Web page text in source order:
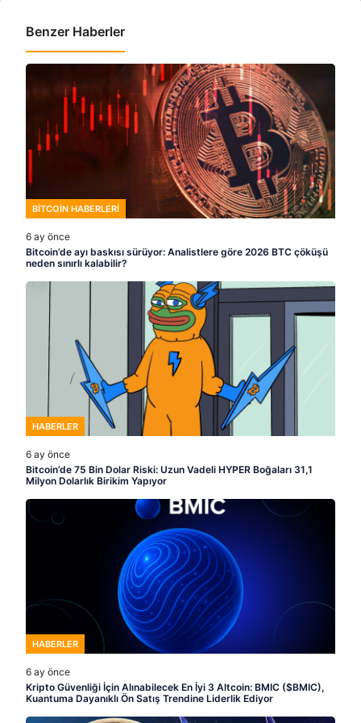
Benzer Haberler
BITCOIN HABERLERI
6 ay önce
Bitcoin’de ayı baskısı sürüyor: Analistlere göre 2026 BTC çöküşü
neden sınırlı kalabilir?
HABERLER
6 ay önce
Bitcoin’de 75 Bin Dolar Riski: Uzun Vadeli HYPER Boğaları 31,1
Milyon Dolarlık Birikim Yapıyor
HABERLER
6 ay önce
Kripto Güvenliği İçin Alınabilecek En İyi 3 Altcoin: BMIC ($BMIC),
Kuantuma Dayanıklı Ön Satış Trendine Liderlik Ediyor